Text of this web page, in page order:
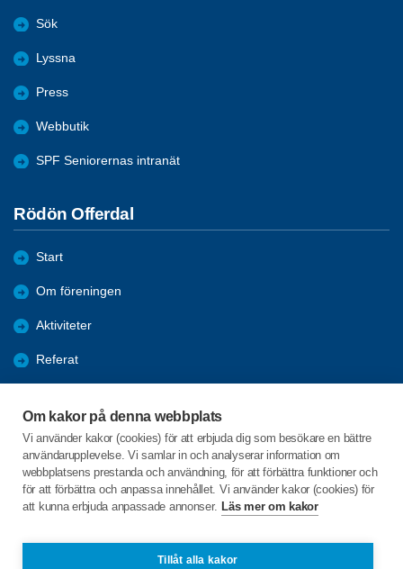
Om kakor på denna webbplats
Vi använder kakor (cookies) för att erbjuda dig som besökare en bättre
användarupplevelse. Vi samlar in och analyserar information om
webbplatsens prestanda och användning, för att förbättra funktioner och
för att förbättra och anpassa innehållet. Vi använder kakor (cookies) för
att kunna erbjuda anpassade annonser. Läs mer om kakor
Tillåt alla kakor
Sök
Lyssna
Press
Webbutik
SPF Seniorernas intranät
Rödön Offerdal
Start
Om föreningen
Aktiviteter
Referat
Förmåner
Bli medlem
C/o:Elisabeth Vykander